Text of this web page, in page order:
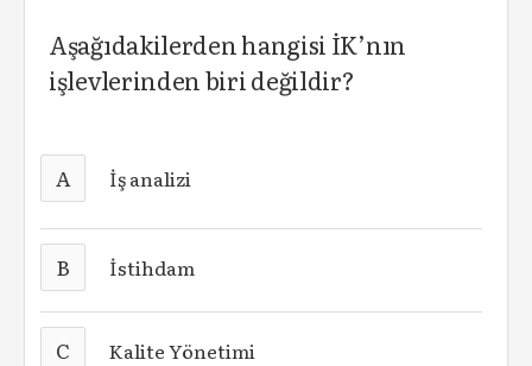
Aşağıdakilerden hangisi İK’nın
işlevlerinden biri değildir?
A İş analizi
B İstihdam
C Kalite Yönetimi